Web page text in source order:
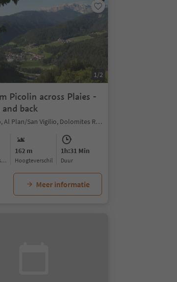
1/2
Picolin across Plaies -
back
San Vigilio, Al Plan/San Vigilio, Dolomites Region Kronplatz/Plan de Corones
162 m
Hoogteverschil
1h:31 Min
Duur
Meer informatie